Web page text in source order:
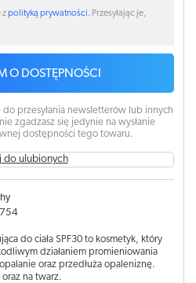
zpolityką prywatności. Przesyłając je,
O DOSTĘPNOŚCI
do przesyłania newsletterów lub innych
zgadzasz się jedynie na wysłanie
dostępności tego towaru.
do ulubionych
do ciała SPF30 to kosmetyk, który
działaniem promieniowania
oraz przedłuża opaleniznę.
oraz na twarz.